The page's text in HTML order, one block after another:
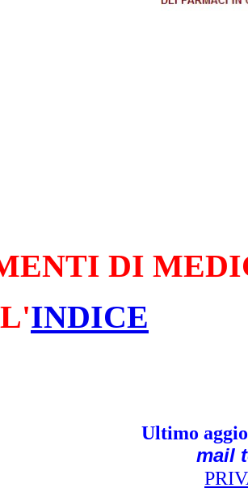
DI
INDICE
Ultimo
mail